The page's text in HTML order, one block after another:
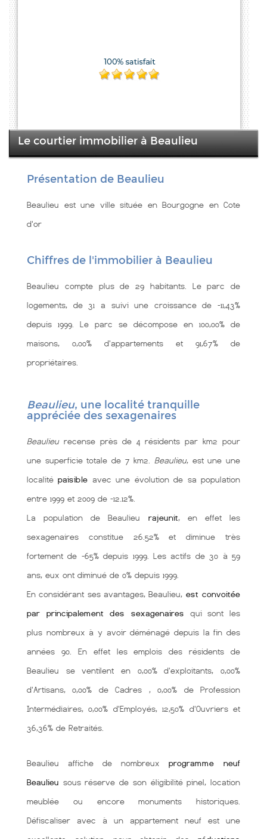
Le courtier immobilier à Beaulieu
Présentation de Beaulieu
Beaulieu est une ville située en Bourgogne en Cote
d'or
Chiffres de l'immobilier à Beaulieu
Beaulieu compte plus de 29 habitants. Le parc de
logements, de 31 a suivi une croissance de -11,43%
depuis 1999. Le parc se décompose en 100,00% de
maisons, 0,00% d'appartements et 91,67% de
propriétaires.
Beaulieu, une localité tranquille
appréciée des sexagenaires
Beaulieurecense près de 4 résidents par km2 pour
une superficie totale de 7 km2. Beaulieu, est une une
localitépaisible avec une évolution de sa population
entre 1999 et 2009 de -12.12%.
La population de Beaulieu rajeunit, en effet les
sexagenaires constitue 26.52% et diminue très
fortement de -65% depuis 1999. Les actifs de 30 à 59
ans, eux ont diminué de 0% depuis 1999.
En considérant ses avantages, Beaulieu, est convoitée
par principalement des sexagenaires qui sont les
plus nombreux à y avoir déménagé depuis la fin des
années 90. En effet les emplois des résidents de
Beaulieu se ventilent en 0,00% d'exploitants, 0,00%
d'Artisans, 0,00% de Cadres , 0,00% de Profession
Intermédiaires, 0,00% d'Employés, 12,50% d'Ouvriers et
36,36% de Retraités.
Beaulieu affiche de nombreux programme neuf
Beaulieu sous réserve de son éligibilité pinel, location
meublée ou encore monuments historiques.
Défiscaliser avec à un appartement neuf est une